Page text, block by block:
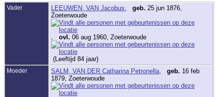
Vader LEEUWEN, VAN Jacobus geb. 25 jun 1876,
Zoeterwoude
ovl. 06 aug 1960, Zoeterwoude
(Leeftijd 84 jaar)
Moeder SALM, VAN DER Catharina Petronella geb. 16 feb
1879, Zoeterwoude